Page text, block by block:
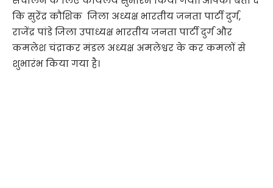
कि सुरेंद्र कौशिक जिला अध्यक्ष भारतीय जनता पार्टी दुर्ग,
राजेंद्र पांडे जिला उपाध्यक्ष भारतीय जनता पार्टी दुर्ग और
कमलेश चंद्राकर मंडल अध्यक्ष अमलेश्वर के कर कमलों से
शुभारंभ किया गया है।